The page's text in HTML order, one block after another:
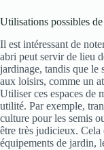
Utilisations possibles
Il est intéressant de
abri peut servir de lieu
jardinage, tandis que le
aux loisirs, comme un
Utiliser ces espaces de
utilité. Par exemple,
culture pour les semis
être très judicieux.
équipements de jardin,